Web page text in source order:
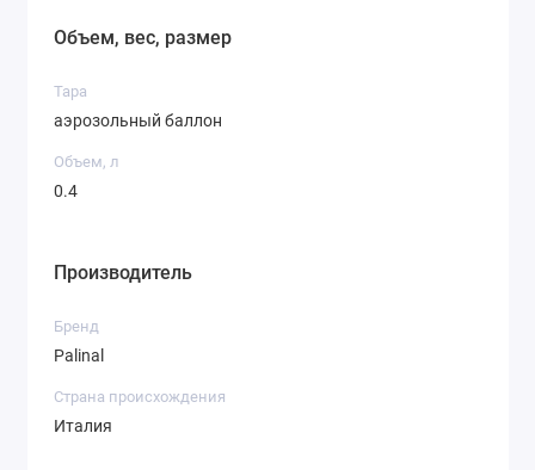
Объем, вес, размер
Тара
аэрозольный баллон
Объем, л
0.4
Производитель
Бренд
Palinal
Страна происхождения
Италия